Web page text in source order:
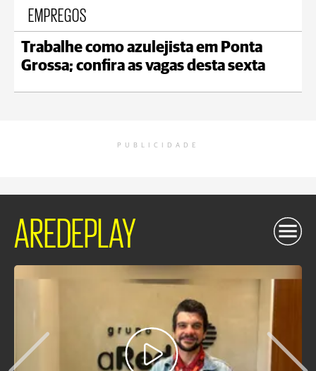
EMPREGOS
Trabalhe como azulejista em Ponta
Grossa; confira as vagas desta sexta
PUBLICIDADE
AREDEPLAY